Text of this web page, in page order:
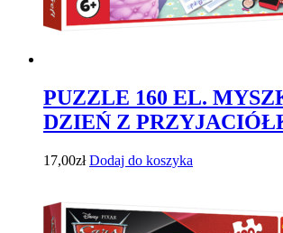
PUZZLE 160 EL.
DZIEŃ Z
17,00zł Dodaj do koszyka